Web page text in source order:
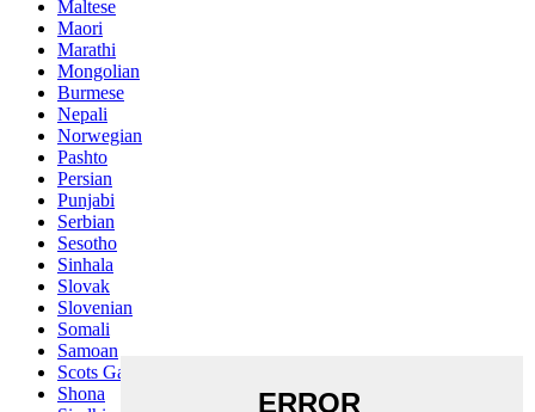
Maltese
Maori
Marathi
Mongolian
Burmese
Nepali
Norwegian
Pashto
Persian
Punjabi
Serbian
Sesotho
Sinhala
Slovak
Slovenian
Somali
Samoan
Scots Gaelic
Shona